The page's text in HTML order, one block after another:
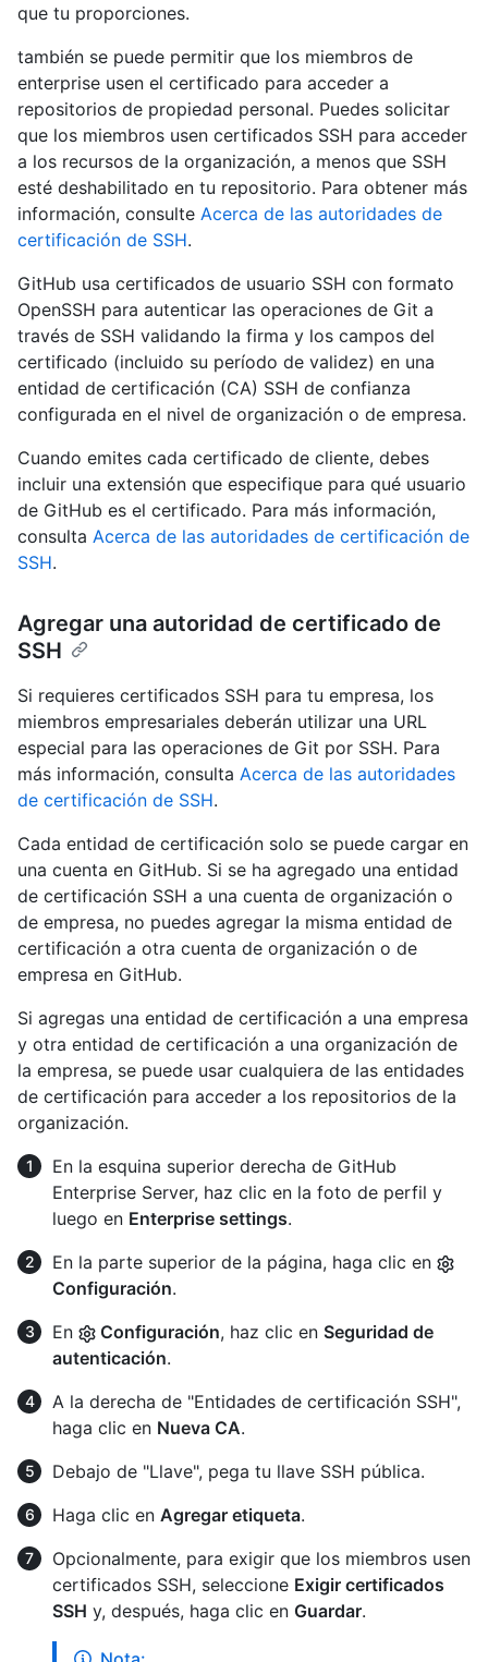
que tu proporciones.
también se puede permitir que los miembros de
enterprise usen el certificado para acceder a
repositorios de propiedad personal. Puedes solicitar
que los miembros usen certificados SSH para acceder
a los recursos de la organización, a menos que SSH
esté deshabilitado en tu repositorio. Para obtener más
información, consulte Acerca de las autoridades de
certificación de SSH.
GitHub usa certificados de usuario SSH con formato
OpenSSH para autenticar las operaciones de Git a
través de SSH validando la firma y los campos del
certificado (incluido su período de validez) en una
entidad de certificación (CA) SSH de confianza
configurada en el nivel de organización o de empresa.
Cuando emites cada certificado de cliente, debes
incluir una extensión que especifique para qué usuario
de GitHub es el certificado. Para más información,
consulta Acerca de las autoridades de certificación de
SSH.
Agregar una autoridad de certificado de
SSH
Si requieres certificados SSH para tu empresa, los
miembros empresariales deberán utilizar una URL
especial para las operaciones de Git por SSH. Para
más información, consulta Acerca de las autoridades
de certificación de SSH.
Cada entidad de certificación solo se puede cargar en
una cuenta en GitHub. Si se ha agregado una entidad
de certificación SSH a una cuenta de organización o
de empresa, no puedes agregar la misma entidad de
certificación a otra cuenta de organización o de
empresa en GitHub.
Si agregas una entidad de certificación a una empresa
y otra entidad de certificación a una organización de
la empresa, se puede usar cualquiera de las entidades
de certificación para acceder a los repositorios de la
organización.
En la esquina superior derecha de GitHub
Enterprise Server, haz clic en la foto de perfil y
luego en Enterprise settings.
En la parte superior de la página, haga clic en
Configuración.
En
Configuración, haz clic en Seguridad de
autenticación.
A la derecha de "Entidades de certificación SSH",
haga clic en Nueva CA.
Debajo de "Llave", pega tu llave SSH pública.
Haga clic en Agregar etiqueta.
Opcionalmente, para exigir que los miembros usen
certificados SSH, seleccione Exigir certificados
SSH y, después, haga clic en Guardar.